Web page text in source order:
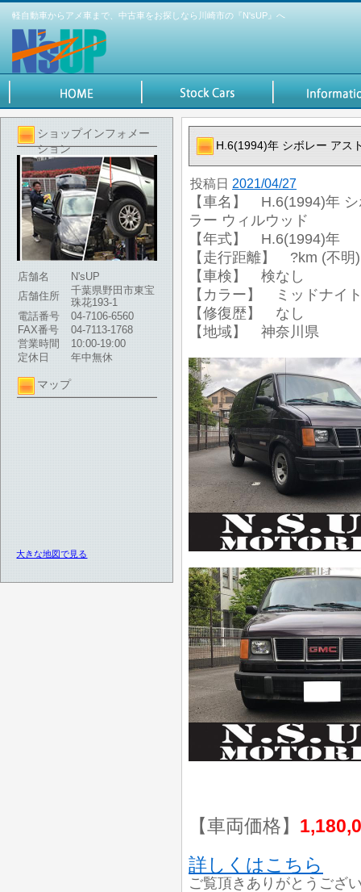
軽自動車からアメ車まで、中古車をお探しなら川崎市の『N'sUP』へ
ショップインフォメー
ション
店舗名
N'sUP
店舗住所
千葉県野田市東宝
珠花193-1
電話番号
04-7106-6560
FAX番号
04-7113-1768
営業時間
10:00-19:00
定休日
年中無休
マップ
大きな地図で見る
H.6(1994)年 シボレー アス
投稿日 2021/04/27
【車名】 H.6(1994)年
ラー ウィルウッド
【年式】 H.6(1994)年
【走行距離】 ?km (不明)
【車検】 検なし
【カラー】 ミッドナイ
【修復歴】 なし
【地域】 神奈川県
【車両価格】
詳しくはこちら
ご覧頂きありがとうござ